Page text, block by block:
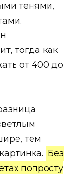
тенями,
тогда как
от 400 до
тем
Без
попросту